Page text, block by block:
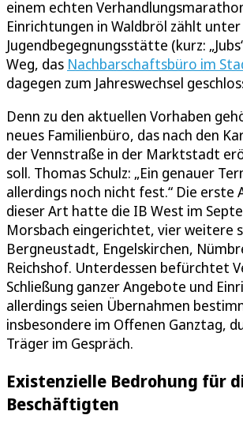
einem echten
Einrichtungen in Waldbröl zählt
Jugendbegegnungsstätte (kurz:
Weg, das Nachbarschaftsbüro im
dagegen zum Jahreswechsel
Denn zu den aktuellen Vorhaben
neues Familienbüro, das nach den
der Vennstraße in der Marktstadt
soll. Thomas Schulz: „Ein genauer
allerdings noch nicht fest.“ Die erste
dieser Art hatte die IB West im
Morsbach eingerichtet, vier weitere
Bergneustadt, Engelskirchen,
Reichshof. Unterdessen befürchtet
Schließung ganzer Angebote und
allerdings seien Übernahmen
insbesondere im Offenen Ganztag,
Träger im Gespräch.
Existenzielle Bedrohung für
Beschäftigten